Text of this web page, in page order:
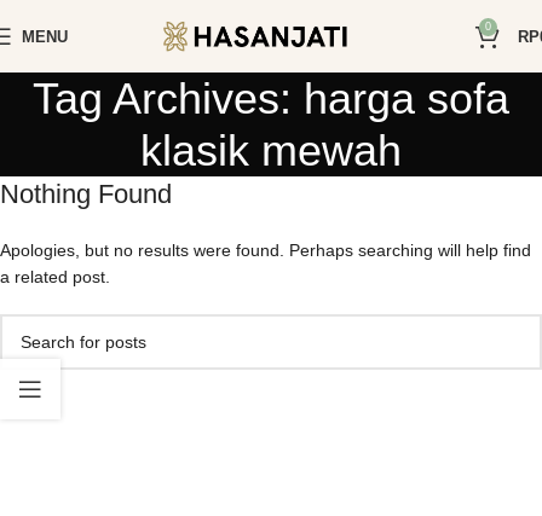
MENU
0
RP
Tag Archives: harga sofa
klasik mewah
Nothing Found
Apologies, but no results were found. Perhaps searching will help find
a related post.